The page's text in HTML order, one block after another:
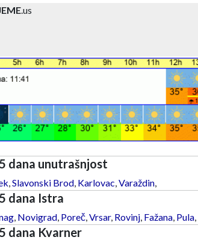
.us
dana unutrašnjost
Slavonski Brod, Karlovac Varaždin,
dana Istra
, Novigrad, Poreč, Vrsar, Rovinj, Fažana, Pula,
dana Kvarner